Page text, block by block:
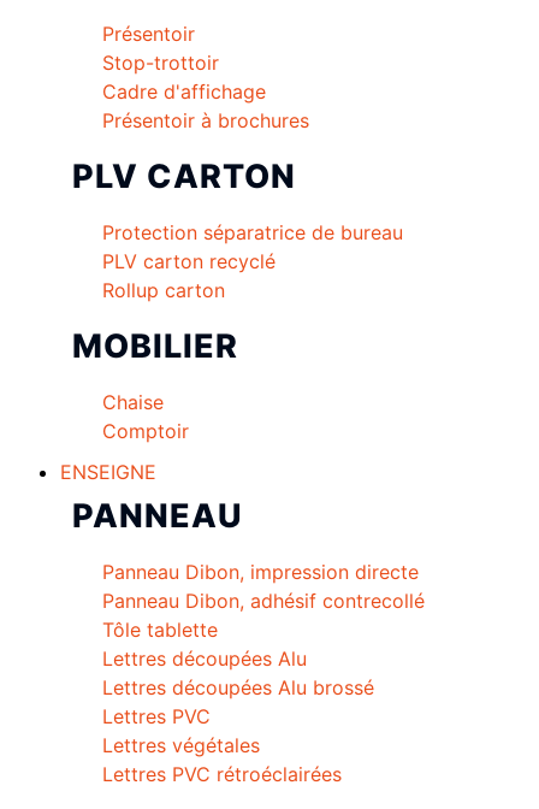
Présentoir
Stop-trottoir
Cadre d'affichage
Présentoir à brochures
PLV CARTON
Protection séparatrice de bureau
PLV carton recyclé
Rollup carton
MOBILIER
Chaise
Comptoir
ENSEIGNE
PANNEAU
Panneau Dibon, impression directe
Panneau Dibon, adhésif contrecollé
Tôle tablette
Lettres découpées Alu
Lettres découpées Alu brossé
Lettres PVC
Lettres végétales
Lettres PVC rétroéclairées